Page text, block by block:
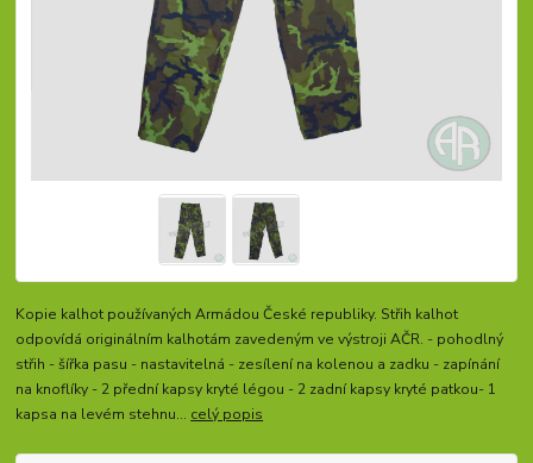
Kopie kalhot používaných Armádou České republiky. Střih kalhot
odpovídá originálním kalhotám zavedeným ve výstroji AČR. - pohodlný
střih - šířka pasu - nastavitelná - zesílení na kolenou a zadku - zapínání
na knoflíky - 2 přední kapsy kryté légou - 2 zadní kapsy kryté patkou- 1
kapsa na levém stehnu... celý popis